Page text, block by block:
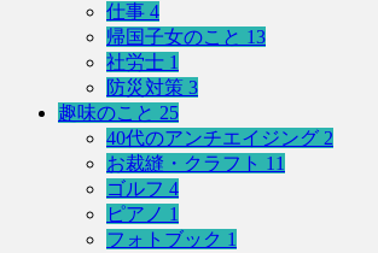
仕事 4
帰国子女のこと 13
社労士 1
防災対策 3
趣味のこと 25
40代のアンチエイジング 2
お裁縫・クラフト 11
ゴルフ 4
ピアノ 1
フォトブック 1